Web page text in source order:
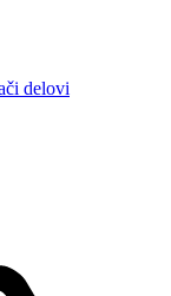
delovi